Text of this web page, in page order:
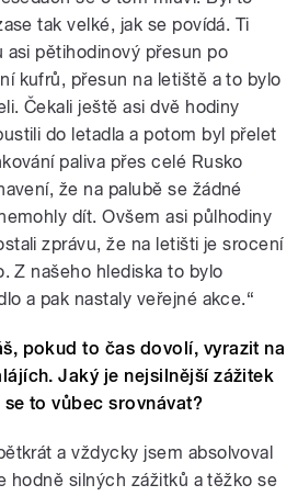
tak velké, jak se povídá. Ti
asi pětihodinový přesun po
kufrů, přesun na letiště a to bylo
Čekali ještě asi dvě hodiny
do letadla a potom byl přelet
paliva přes celé Rusko
že na palubě se žádné
dít. Ovšem asi půlhodiny
zprávu, že na letišti je srocení
Z našeho hlediska to bylo
a pak nastaly veřejné akce.“
pokud to čas dovolí, vyrazit na
Jaký je nejsilnější zážitek
to vůbec srovnávat?
a vždycky jsem absolvoval
hodně silných zážitků a těžko se